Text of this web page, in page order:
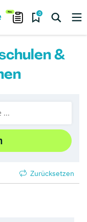
0
&
Zurücksetzen